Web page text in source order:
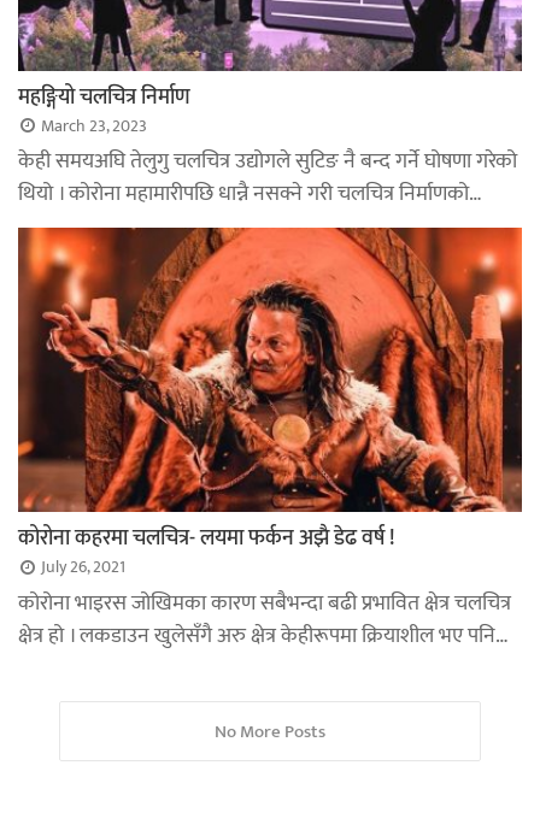
महङ्गियो चलचित्र निर्माण
March 23, 2023
केही समयअघि तेलुगु चलचित्र उद्योगले सुटिङ नै बन्द गर्ने घोषणा गरेको
थियो । कोरोना महामारीपछि धान्नै नसक्ने गरी चलचित्र निर्माणको…
कोरोना कहरमा चलचित्र- लयमा फर्कन अझै डेढ वर्ष !
July 26, 2021
कोरोना भाइरस जोखिमका कारण सबैभन्दा बढी प्रभावित क्षेत्र चलचित्र
क्षेत्र हो । लकडाउन खुलेसँगै अरु क्षेत्र केहीरूपमा क्रियाशील भए पनि…
No More Posts